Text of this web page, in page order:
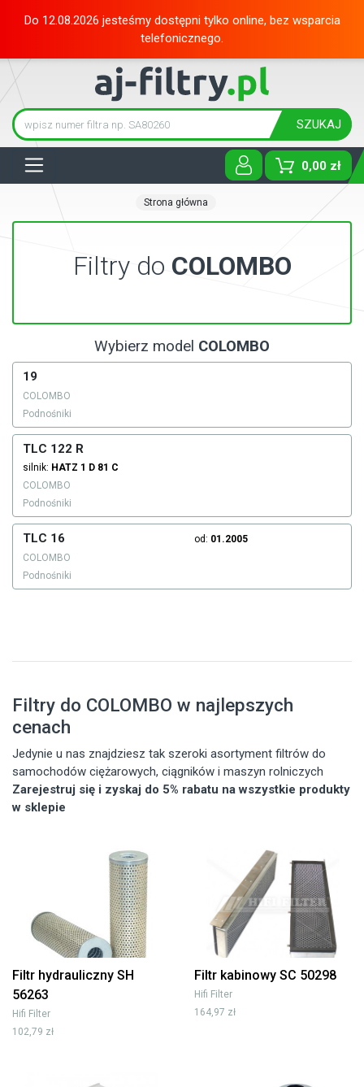
Do 12.08.2026 jesteśmy dostępni tylko online, bez wsparcia
telefonicznego.
SZUKAJ
0,00 zł
Strona główna
Filtry do COLOMBO
Wybierz model COLOMBO
19
COLOMBO
Podnośniki
TLC 122 R
silnik: HATZ 1 D 81 C
COLOMBO
Podnośniki
TLC 16 od: 01.2005
COLOMBO
Podnośniki
Filtry do COLOMBO w najlepszych
cenach
Jedynie u nas znajdziesz tak szeroki asortyment filtrów do
samochodów ciężarowych, ciągników i maszyn rolniczych
Zarejestruj się i zyskaj do 5% rabatu na wszystkie produkty
w sklepie
Filtr hydrauliczny SH
56263
Hifi Filter
102,79 zł
Filtr kabinowy SC 50298
Hifi Filter
164,97 zł